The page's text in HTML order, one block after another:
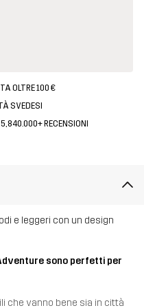
OLTRE 100 €
SVEDESI
840.000+ RECENSIONI
e leggeri con un design
sono perfetti per
che vanno bene sia in città